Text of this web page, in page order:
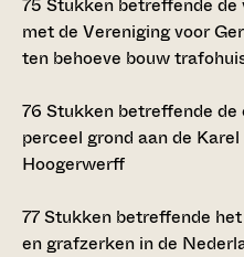
met de Vereniging voor
ten behoeve bouw
76 Stukken betreffende de
perceel grond aan de
Hoogerwerff
77Stukken betreffende
en grafzerken in de